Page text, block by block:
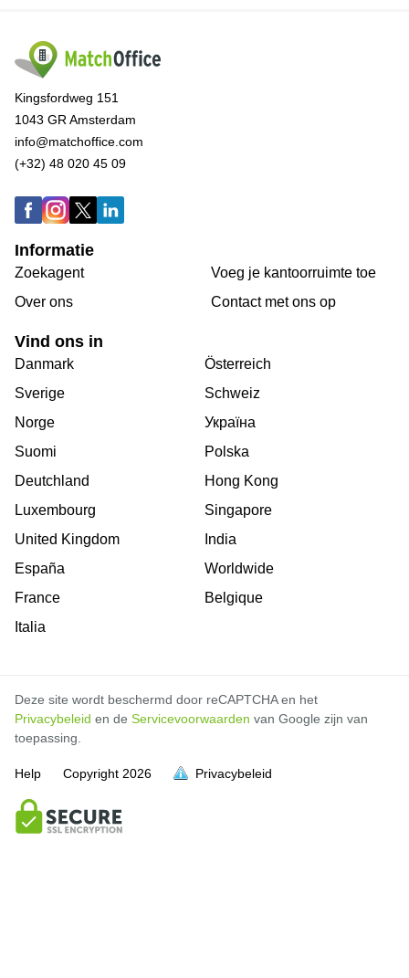
Kingsfordweg 151
1043 GR Amsterdam
info@matchoffice.com
(+32) 48 020 45 09
Informatie
Zoekagent
Over ons
Voeg je kantoorruimte toe
Сontact met ons op
Vind ons in
Danmark
Sverige
Norge
Suomi
Deutchland
Luxembourg
United Kingdom
España
France
Italia
Österreich
Schweiz
Україна
Polska
Hong Kong
Singapore
India
Worldwide
Belgique
Deze site wordt beschermd door reCAPTCHA en het
Privacybeleid en de Servicevoorwaarden van Google zijn van
toepassing.
Help Copyright 2026 Privacybeleid